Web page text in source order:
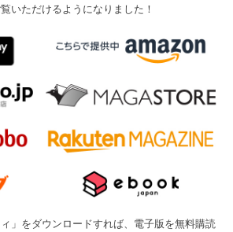
いただけるようになりました！
」をダウンロードすれば、電子版を無料購読